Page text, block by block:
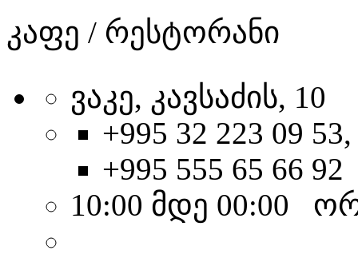
კაფე / რესტორანი
ვაკე, კავსაძის, 10
+995 32 223 09 53,
+995 555 65 66 92
10:00 მდე 00:00